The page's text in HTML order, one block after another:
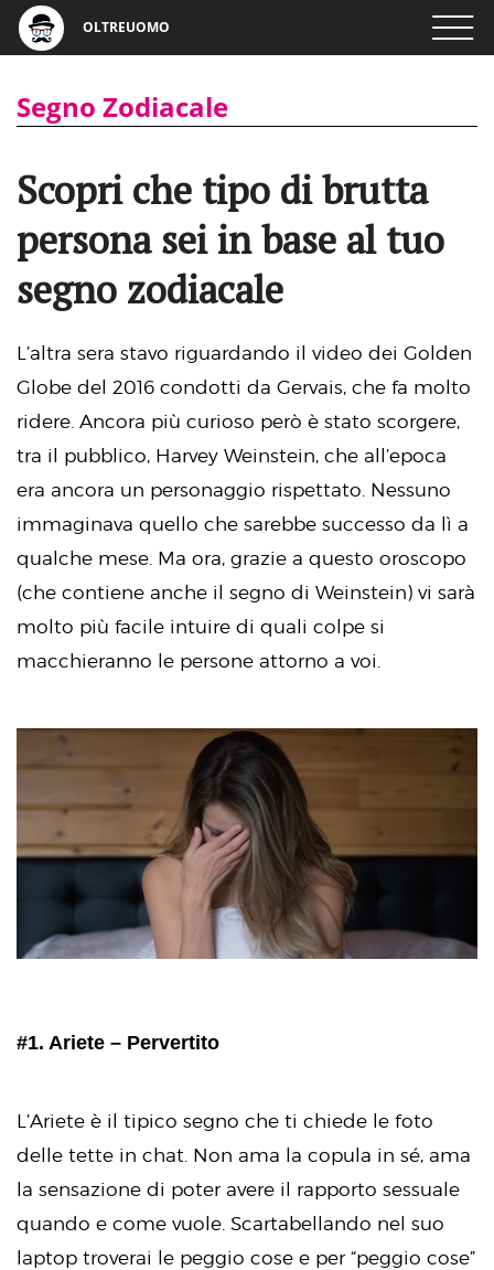
OLTREUOMO
Segno Zodiacale
Scopri che tipo di brutta
persona sei in base al tuo
segno zodiacale
L’altra sera stavo riguardando il video dei Golden
Globe del 2016 condotti da Gervais, che fa molto
ridere. Ancora più curioso però è stato scorgere,
tra il pubblico, Harvey Weinstein, che all’epoca
era ancora un personaggio rispettato. Nessuno
immaginava quello che sarebbe successo da lì a
qualche mese. Ma ora, grazie a questo oroscopo
(che contiene anche il segno di Weinstein) vi sarà
molto più facile intuire di quali colpe si
macchieranno le persone attorno a voi.
#1. Ariete – Pervertito
L’Ariete è il tipico segno che ti chiede le foto
delle tette in chat. Non ama la copula in sé, ama
la sensazione di poter avere il rapporto sessuale
quando e come vuole. Scartabellando nel suo
laptop troverai le peggio cose e per “peggio cose”